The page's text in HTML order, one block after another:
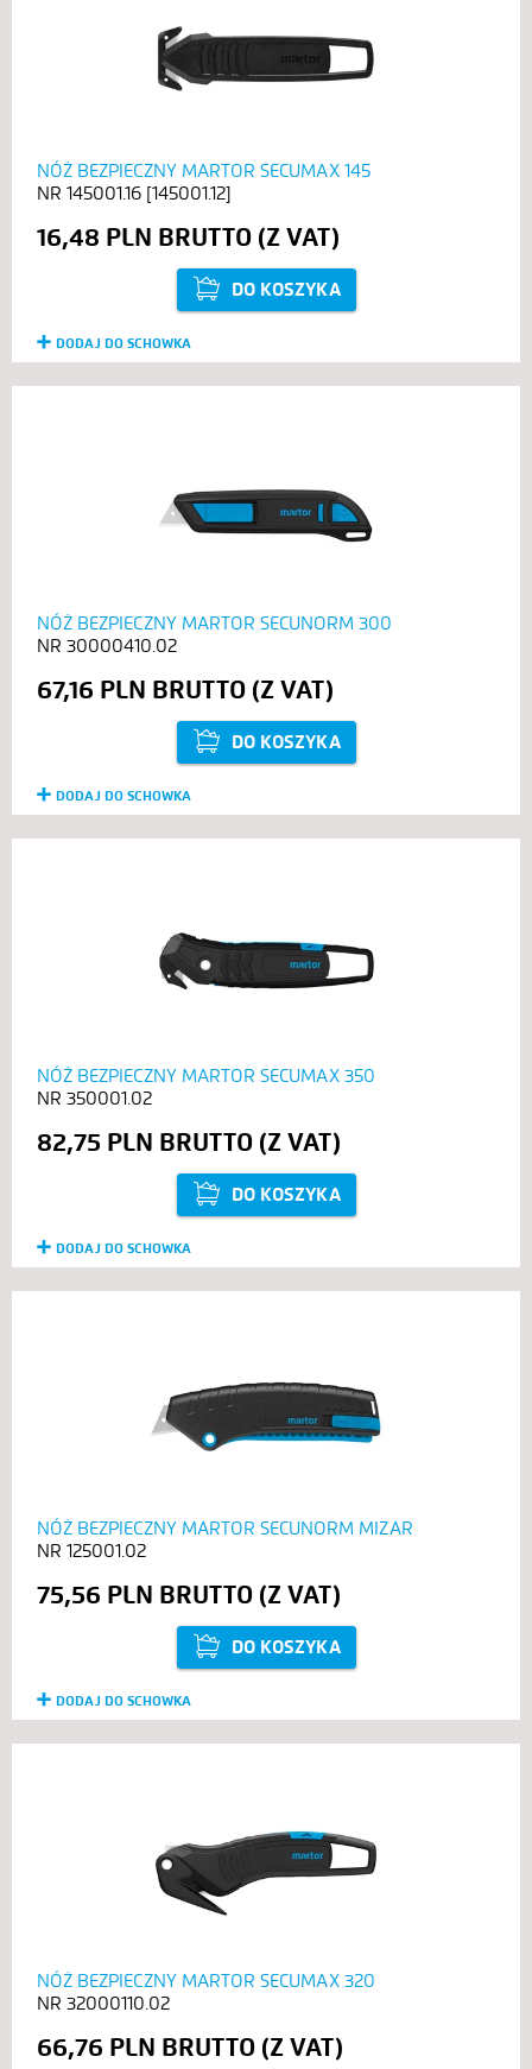
NÓŻ BEZPIECZNY MARTOR SECUMAX 145
145001.16 [145001.12]
16,48 PLN
DO KOSZYKA
DODAJ DO SCHOWKA
NÓŻ BEZPIECZNY MARTOR SECUNORM 300
30000410.02
67,16 PLN
DO KOSZYKA
DODAJ DO SCHOWKA
NÓŻ BEZPIECZNY MARTOR SECUMAX 350
350001.02
82,75 PLN
DO KOSZYKA
DODAJ DO SCHOWKA
NÓŻ BEZPIECZNY MARTOR SECUNORM MIZAR
125001.02
75,56 PLN
DO KOSZYKA
DODAJ DO SCHOWKA
NÓŻ BEZPIECZNY MARTOR SECUMAX 320
32000110.02
66,76 PLN